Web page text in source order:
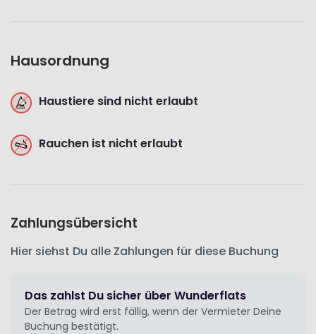
Hausordnung
Haustiere sind nicht erlaubt
Rauchen ist nicht erlaubt
Zahlungsübersicht
Hier siehst Du alle Zahlungen für diese Buchung
Das zahlst Du sicher über Wunderflats
Der Betrag wird erst fällig, wenn der Vermieter Deine
Buchung bestätigt.